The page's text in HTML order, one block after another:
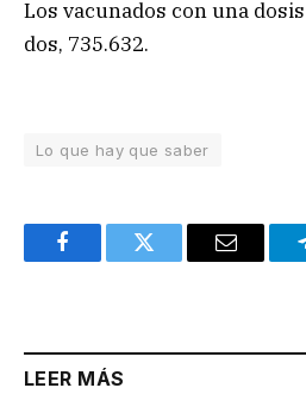
Los vacunados con una
dos, 735.632.
Lo que hay que saber
FacebookTwitter Email
LEER MÁS